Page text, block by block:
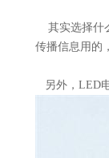
其实选择什
传播信息用的
另外，LED